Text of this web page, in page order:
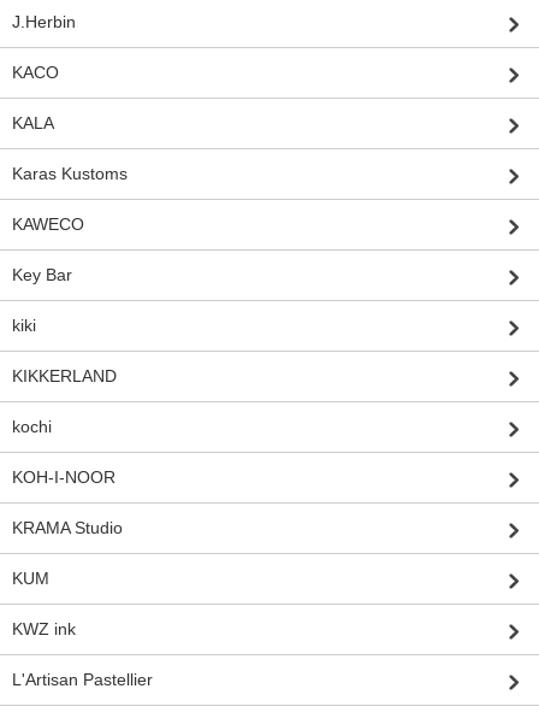
J.Herbin
KACO
KALA
Karas Kustoms
KAWECO
Key Bar
kiki
KIKKERLAND
kochi
KOH-I-NOOR
KRAMA Studio
KUM
KWZ ink
L'Artisan Pastellier